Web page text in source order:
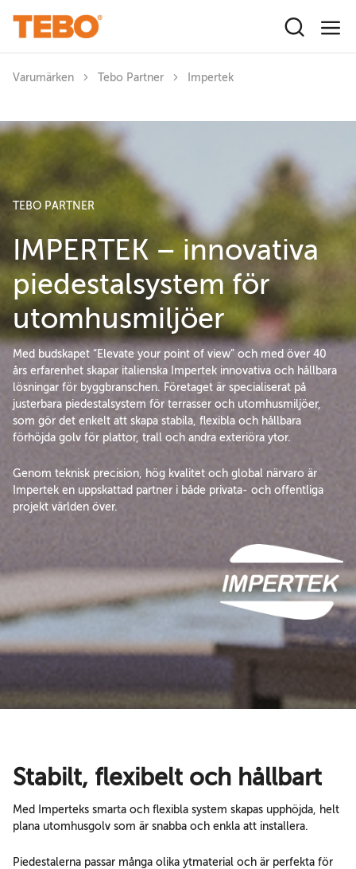
Varumärken Tebo Partner Impertek
TEBO PARTNER
IMPERTEK – innovativa
piedestalsystem för
utomhusmiljöer
Med budskapet “Elevate your point of view” och med över 40
års erfarenhet skapar italienska Impertek innovativa och hållbara
lösningar för byggbranschen. Företaget är specialiserat på
justerbara piedestalsystem för terrasser och utomhusmiljöer,
som gör det enkelt att skapa stabila, flexibla och hållbara
förhöjda golv för plattor, trall och andra exteriöra ytor.
Genom teknisk precision, hög kvalitet och global närvaro är
Impertek en uppskattad partner i både privata- och offentliga
projekt världen över.
Stabilt, flexibelt och hållbart
Med Imperteks smarta och flexibla system skapas upphöjda, helt
plana utomhusgolv som är snabba och enkla att installera.
Piedestalerna passar många olika ytmaterial och är perfekta för